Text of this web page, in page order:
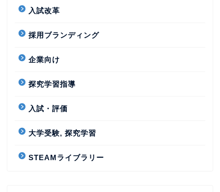
入試改革
採用ブランディング
企業向け
探究学習指導
入試・評価
大学受験, 探究学習
STEAMライブラリー